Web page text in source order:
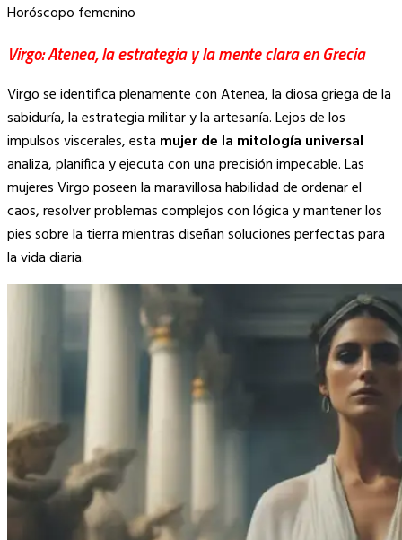
Horóscopo femenino
Virgo: Atenea, la estrategia y la mente clara en Grecia
Virgo se identifica plenamente con Atenea, la diosa griega de la
sabiduría, la estrategia militar y la artesanía. Lejos de los
impulsos viscerales, esta mujer de la mitología universal
analiza, planifica y ejecuta con una precisión impecable. Las
mujeres Virgo poseen la maravillosa habilidad de ordenar el
caos, resolver problemas complejos con lógica y mantener los
pies sobre la tierra mientras diseñan soluciones perfectas para
la vida diaria.